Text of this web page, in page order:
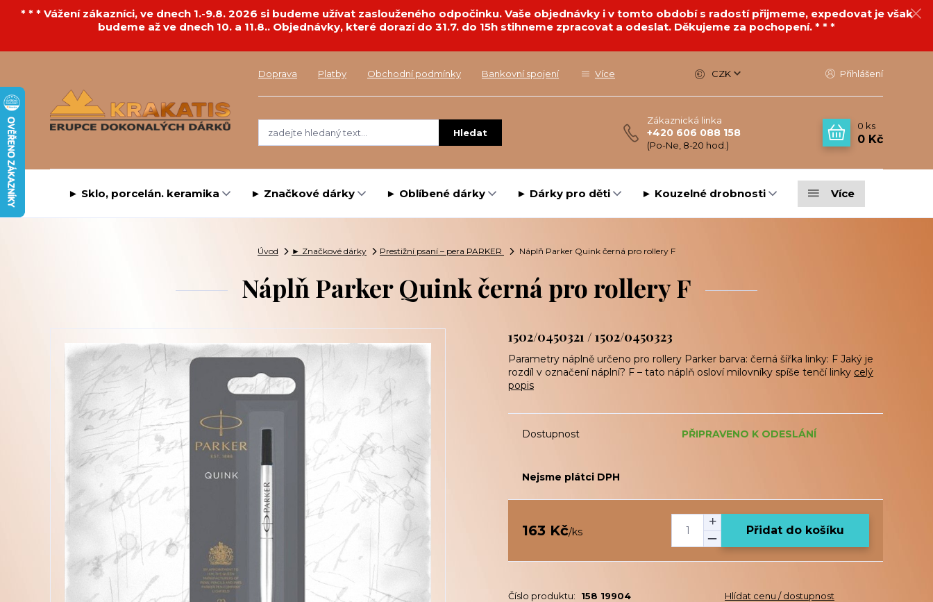
* * * Vážení zákazníci, ve dnech 1.-9.8. 2026 si budeme užívat zaslouženého odpočinku. Vaše objednávky i v tomto období s radostí přijmeme, expedovat je však
budeme až ve dnech 10. a 11.8.. Objednávky, které dorazí do 31.7. do 15h stihneme zpracovat a odeslat. Děkujeme za pochopení. * * *
Doprava Platby Obchodní podmínky Bankovní spojení Více CZK Přihlášení
Hledat
Zákaznická linka
+420 606 088 158
(Po-Ne, 8-20 hod.)
0 ks
0 Kč
► Sklo, porcelán. keramika ► Značkové dárky ► Oblíbené dárky ► Dárky pro děti ► Kouzelné drobnosti Více
Úvod ► Značkové dárky Prestižní psaní – pera PARKER Náplň Parker Quink černá pro rollery F
Náplň Parker Quink černá pro rollery F
1502/0450321 / 1502/0450323
Parametry náplně určeno pro rollery Parker barva: černá šířka linky: F Jaký je
rozdíl v označení náplní? F – tato náplň osloví milovníky spíše tenčí linky celý
popis
Dostupnost PŘIPRAVENO K ODESLÁNÍ
Nejsme plátci DPH
163 Kč/ks Přidat do košíku
Číslo produktu: 158 19904 Hlídat cenu / dostupnost